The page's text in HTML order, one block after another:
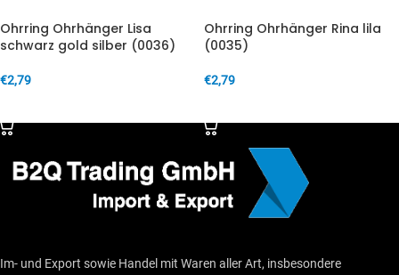
Ohrring Ohrhänger Lisa
schwarz gold silber (0036)
€2,79
Ohrring Ohrhänger Rina lila
(0035)
€2,79
Im- und Export sowie Handel mit Waren aller Art, insbesondere